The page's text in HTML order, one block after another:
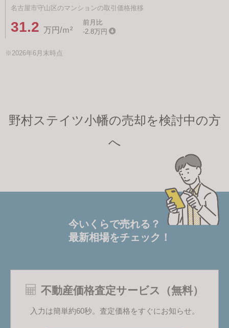
名古屋市守山区のマンションの取引価格推移
31.2 万円/ｍ²
前月比
-2.8万円
※2026年6月末時点
野村ステイツ小幡の売却を検討中の方
へ
今いくらで売れる？
最新相場をチェック！
不動産価格査定サービス（無料）
入力は簡単約60秒。査定価格をすぐにお知らせ。